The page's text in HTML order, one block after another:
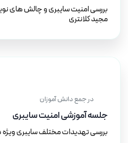
بررسی امنیت سایبری و چالش های
مجید کلانتری
در جمع دانش آموزان
جلسه آموزشی امنیت سایبری
بررسی تهدیدات مختلف سایبری ویژه